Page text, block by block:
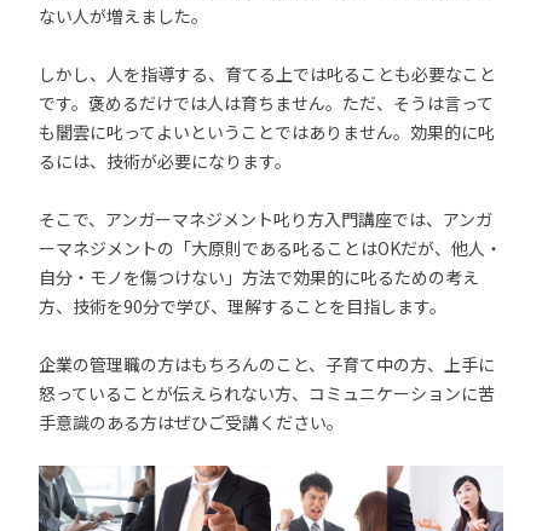
ない人が増えました。
しかし、人を指導する、育てる上では叱ることも必要なこと
です。褒めるだけでは人は育ちません。ただ、そうは言って
も闇雲に叱ってよいということではありません。効果的に叱
るには、技術が必要になります。
そこで、アンガーマネジメント叱り方入門講座では、アンガ
ーマネジメントの「大原則である叱ることはOKだが、他人・
自分・モノを傷つけない」方法で効果的に叱るための考え
方、技術を90分で学び、理解することを目指します。
企業の管理職の方はもちろんのこと、子育て中の方、上手に
怒っていることが伝えられない方、コミュニケーションに苦
手意識のある方はぜひご受講ください。